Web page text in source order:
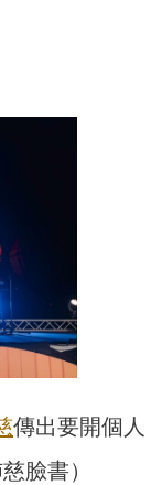
傳出要開個人
臉書）